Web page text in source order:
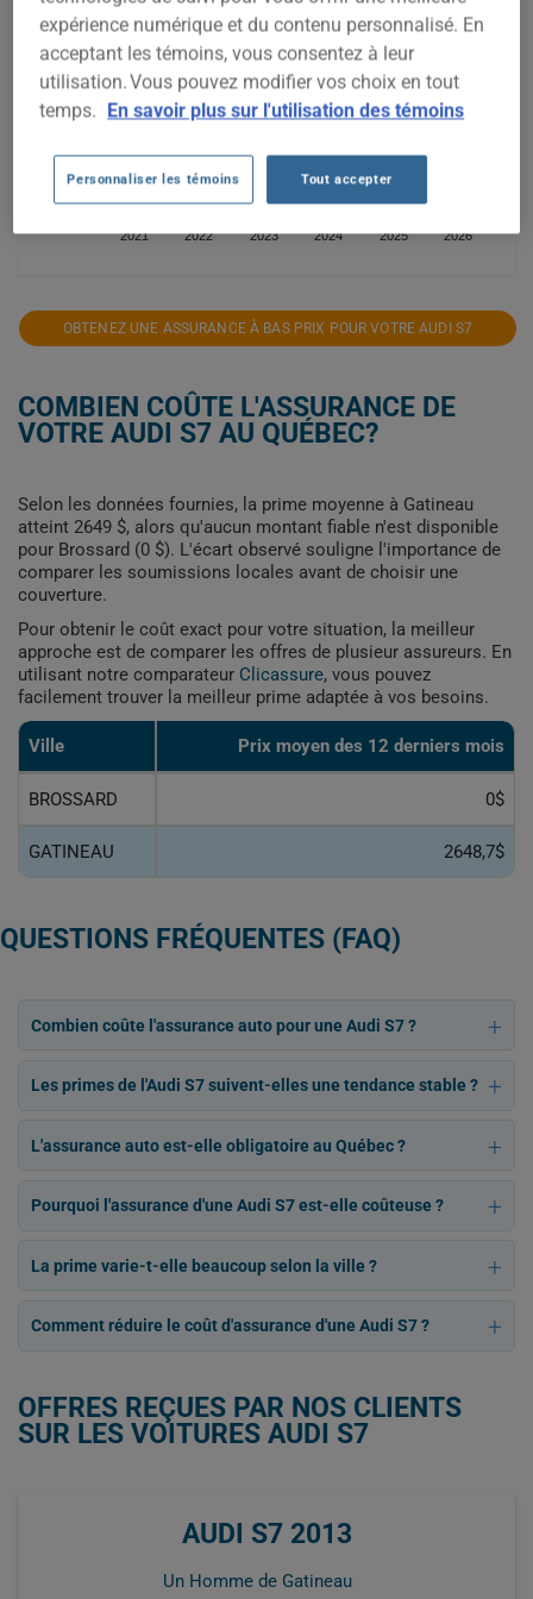
2021 2022 2023 2024 2025 2026
1 500$
2 000$
OBTENEZ UNE ASSURANCE À BAS PRIX POUR VOTRE AUDI S7
COMBIEN COÛTE L'ASSURANCE DE
VOTRE AUDI S7 AU QUÉBEC?
Selon les données fournies, la prime moyenne à Gatineau
atteint 2649 $, alors qu'aucun montant fiable n'est disponible
pour Brossard (0 $). L'écart observé souligne l'importance de
comparer les soumissions locales avant de choisir une
couverture.
Pour obtenir le coût exact pour votre situation, la meilleur
approche est de comparer les offres de plusieur assureurs. En
utilisant notre comparateur Clicassure, vous pouvez
facilement trouver la meilleur prime adaptée à vos besoins.
Ville Prix ​​moyen des 12 derniers mois
BROSSARD 0$
GATINEAU 2648,7$
QUESTIONS FRÉQUENTES (FAQ)
Combien coûte l'assurance auto pour une Audi S7 ?
Les primes de l'Audi S7 suivent-elles une tendance stable ?
L'assurance auto est-elle obligatoire au Québec ?
Pourquoi l'assurance d'une Audi S7 est-elle coûteuse ?
La prime varie-t-elle beaucoup selon la ville ?
Comment réduire le coût d'assurance d'une Audi S7 ?
OFFRES REÇUES PAR NOS CLIENTS
SUR LES VOITURES AUDI S7
AUDI S7 2013
Un Homme de Gatineau
expérience numérique et du contenu personnalisé. En
acceptant les témoins, vous consentez à leur
utilisation. Vous pouvez modifier vos choix en tout
temps. En savoir plus sur l'utilisation des témoins
Personnaliser les témoins Tout accepter